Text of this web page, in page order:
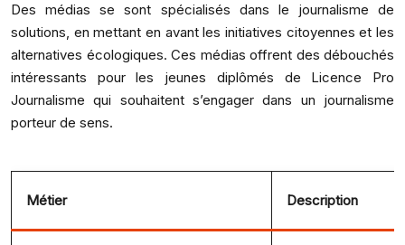
Des médias se sont spécialisés dans le journalisme de
solutions, en mettant en avant les initiatives citoyennes et les
alternatives écologiques. Ces médias offrent des débouchés
intéressants pour les jeunes diplômés de Licence Pro
Journalisme qui souhaitent s’engager dans un journalisme
porteur de sens.
Métier Description